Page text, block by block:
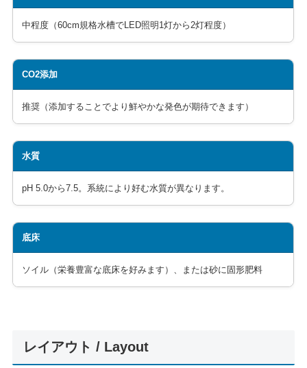
中程度（60cm規格水槽でLED照明1灯から2灯程度）
CO2添加
推奨（添加することでより鮮やかな発色が期待できます）
水質
pH 5.0から7.5。系統により好む水質が異なります。
底床
ソイル（栄養豊富な底床を好みます）、または砂に固形肥料
レイアウト / Layout